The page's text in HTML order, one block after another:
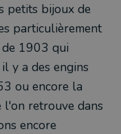
petits bijoux de
particulièrement
1903 qui
y a des engins
ou encore la
l'on retrouve dans
encore